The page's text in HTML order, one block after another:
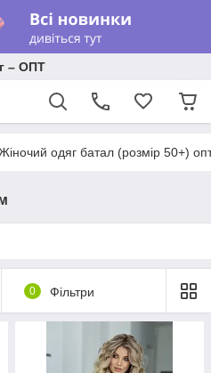
– ОПТ
одяг батал (розмір 50+)
0 Фільтри